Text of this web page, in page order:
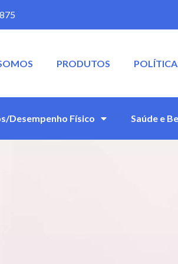
PRODUTOS
Desempenho Físico Saúde e